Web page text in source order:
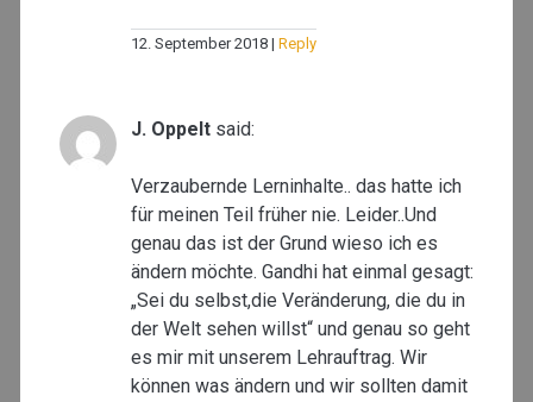
12. September 2018 Reply
J. Oppelt said:
Verzaubernde Lerninhalte.. das hatte ich
für meinen Teil früher nie. Leider..Und
genau das ist der Grund wieso ich es
ändern möchte. Gandhi hat einmal gesagt:
„Sei du selbst,die Veränderung, die du in
der Welt sehen willst“ und genau so geht
es mir mit unserem Lehrauftrag. Wir
können was ändern und wir sollten damit